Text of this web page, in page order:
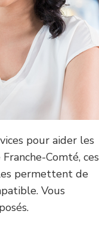
pour aider les
Comté, ces
permettent de
Vous